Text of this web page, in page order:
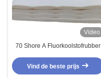
Video
70 Shore A Fluorkoolstofrubber
Vind de beste prijs